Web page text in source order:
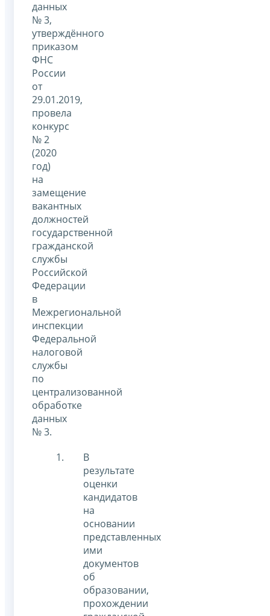
данных
№ 3,
утверждённого
приказом
ФНС
России
от
29.01.2019,
провела
конкурс
№ 2
(2020
год)
на
замещение
вакантных
должностей
государственной
гражданской
службы
Российской
Федерации
в
Межрегиональной
инспекции
Федеральной
налоговой
службы
по
централизованной
обработке
данных
№ 3.
В
результате
оценки
кандидатов
на
основании
представленных
ими
документов
об
образовании,
прохождении